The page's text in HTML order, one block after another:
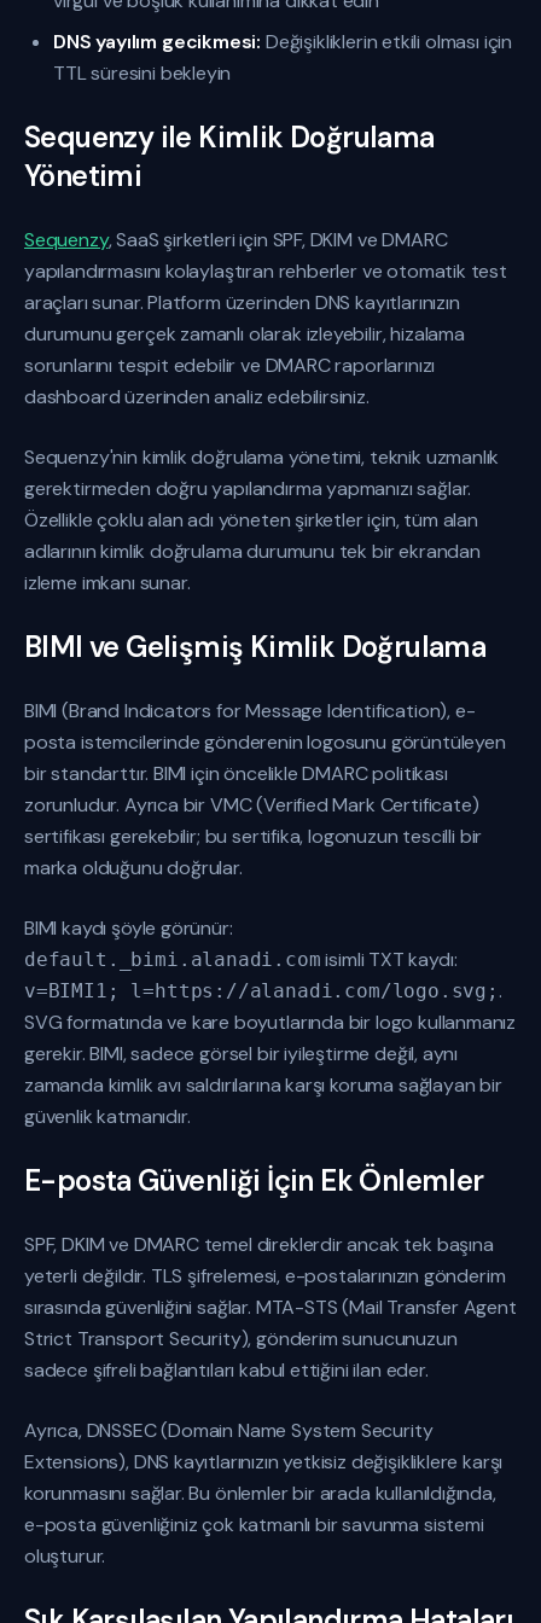
DNS yayılım gecikmesi: Değişikliklerin etkili olması için
TTL süresini bekleyin
Sequenzy ile Kimlik Doğrulama
Yönetimi
Sequenzy, SaaS şirketleri için SPF, DKIM ve DMARC
yapılandırmasını kolaylaştıran rehberler ve otomatik test
araçları sunar. Platform üzerinden DNS kayıtlarınızın
durumunu gerçek zamanlı olarak izleyebilir, hizalama
sorunlarını tespit edebilir ve DMARC raporlarınızı
dashboard üzerinden analiz edebilirsiniz.
Sequenzy'nin kimlik doğrulama yönetimi, teknik uzmanlık
gerektirmeden doğru yapılandırma yapmanızı sağlar.
Özellikle çoklu alan adı yöneten şirketler için, tüm alan
adlarının kimlik doğrulama durumunu tek bir ekrandan
izleme imkanı sunar.
BIMI ve Gelişmiş Kimlik Doğrulama
BIMI (Brand Indicators for Message Identification), e-
posta istemcilerinde gönderenin logosunu görüntüleyen
bir standarttır. BIMI için öncelikle DMARC politikası
zorunludur. Ayrıca bir VMC (Verified Mark Certificate)
sertifikası gerekebilir; bu sertifika, logonuzun tescilli bir
marka olduğunu doğrular.
BIMI kaydı şöyle görünür:
default._bimi.alanadi.com isimli TXT kaydı:
v=BIMI1; l=https://alanadi.com/logo.svg; .
SVG formatında ve kare boyutlarında bir logo kullanmanız
gerekir. BIMI, sadece görsel bir iyileştirme değil, aynı
zamanda kimlik avı saldırılarına karşı koruma sağlayan bir
güvenlik katmanıdır.
E-posta Güvenliği İçin Ek Önlemler
SPF, DKIM ve DMARC temel direklerdir ancak tek başına
yeterli değildir. TLS şifrelemesi, e-postalarınızın gönderim
sırasında güvenliğini sağlar. MTA-STS (Mail Transfer Agent
Strict Transport Security), gönderim sunucunuzun
sadece şifreli bağlantıları kabul ettiğini ilan eder.
Ayrıca, DNSSEC (Domain Name System Security
Extensions), DNS kayıtlarınızın yetkisiz değişikliklere karşı
korunmasını sağlar. Bu önlemler bir arada kullanıldığında,
e-posta güvenliğiniz çok katmanlı bir savunma sistemi
oluşturur.